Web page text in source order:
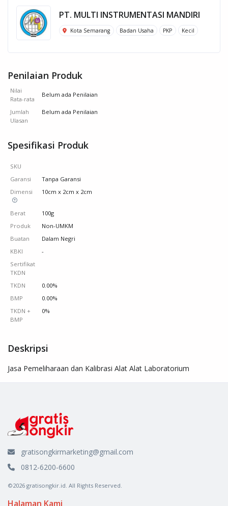
PT. MULTI INSTRUMENTASI MANDIRI
Kota Semarang Badan Usaha PKP Kecil
Penilaian Produk
Nilai
Rata-rata
Belum ada Penilaian
Jumlah
Ulasan
Belum ada Penilaian
Spesifikasi Produk
SKU
Garansi
Tanpa Garansi
Dimensi
10cm x 2cm x 2cm
Berat
100g
Produk
Non-UMKM
Buatan
Dalam Negri
KBKI
-
Sertifikat
TKDN
TKDN
0.00%
BMP
0.00%
TKDN +
BMP
0%
Deskripsi
Jasa Pemeliharaan dan Kalibrasi Alat Alat Laboratorium
gratisongkirmarketing@gmail.com
0812-6200-6600
©2026 gratisongkir.id. All Rights Reserved.
Halaman Kami